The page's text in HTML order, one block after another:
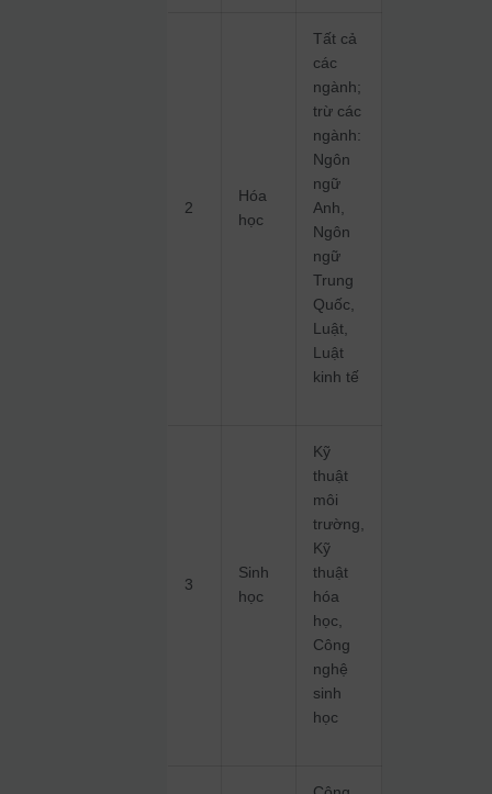
2
Hóa
học
Tất cả
các
ngành;
trừ các
ngành:
Ngôn
ngữ
Anh,
Ngôn
ngữ
Trung
Quốc,
Luật,
Luật
kinh tế
3
Sinh
học
Kỹ
thuật
môi
trường,
Kỹ
thuật
hóa
học,
Công
nghệ
sinh
học